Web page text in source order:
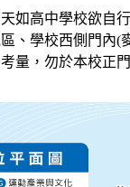
如高中學校欲自
、學校西側門內(
量，勿於本校正